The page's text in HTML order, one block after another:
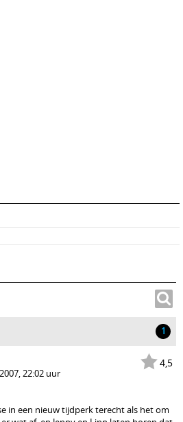
1
4,5
22:02 uur
in een nieuw tijdperk terecht als het om